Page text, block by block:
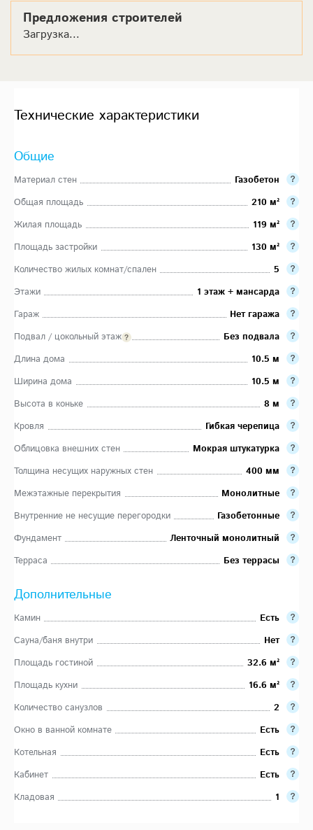
Предложения строителей
Загрузка...
Технические характеристики
Общие
Материал стен
Газобетон
Общая площадь
210 м²
Жилая площадь
119 м²
Площадь застройки
130 м²
Количество жилых комнат/спален
5
Этажи
1 этаж + мансарда
Гараж
Нет гаража
Подвал / цокольный этаж
Без подвала
Длина дома
10.5 м
Ширина дома
10.5 м
Высота в коньке
8 м
Кровля
Гибкая черепица
Облицовка внешних стен
Мокрая штукатурка
Толщина несущих наружных стен
400 мм
Межэтажные перекрытия
Монолитные
Внутренние не несущие перегородки
Газобетонные
Фундамент
Ленточный монолитный
Терраса
Без террасы
Дополнительные
Камин
Есть
Сауна/баня внутри
Нет
Площадь гостиной
32.6 м²
Площадь кухни
16.6 м²
Количество санузлов
2
Окно в ванной комнате
Есть
Котельная
Есть
Кабинет
Есть
Кладовая
1